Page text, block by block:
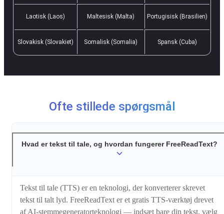
Laotisk (Laos) Maltesisk (Malta) Portugisisk (Brasilien)
Slovakisk (Slovakiet) Somalisk (Somalia) Spansk (Cuba)
Ofte stillede spørgsmål
Hvad er tekst til tale, og hvordan fungerer FreeReadText?
Tekst til tale (TTS) er en teknologi, der konverterer skrevet
tekst til talt lyd. FreeReadText er et gratis TTS-værktøj drevet
af AI-stemmegeneratorteknologi — indsæt bare din tekst, vælg